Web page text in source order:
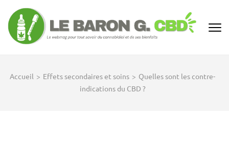
contenu
(Pressez
Accueil > Effets secondaires et soins > Quelles sont les contre-
indications du CBD ?